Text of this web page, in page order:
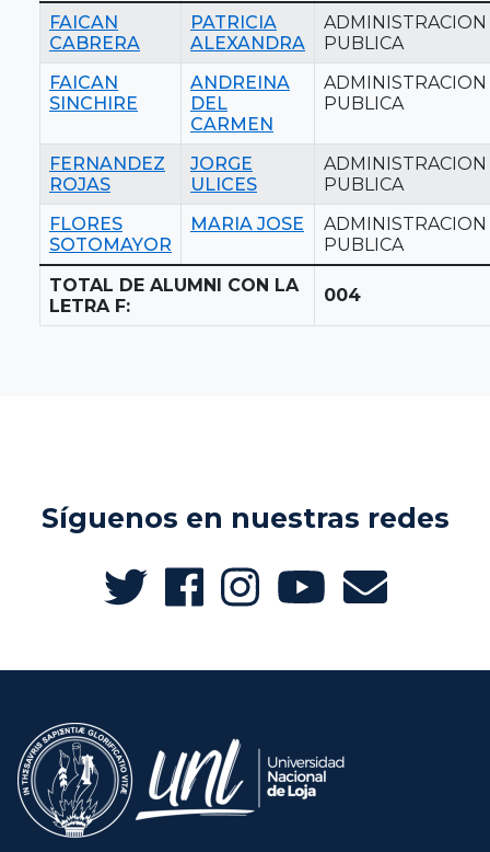
FAICAN
CABRERA
PATRICIA
ALEXANDRA
ADMINISTRACION
PUBLICA
FAICAN
SINCHIRE
ANDREINA
DEL
CARMEN
ADMINISTRACION
PUBLICA
FERNANDEZ
ROJAS
JORGE
ULICES
ADMINISTRACION
PUBLICA
FLORES
SOTOMAYOR
MARIA JOSE
ADMINISTRACION
PUBLICA
TOTAL DE ALUMNI CON LA
LETRA F:
004
Síguenos en nuestras redes